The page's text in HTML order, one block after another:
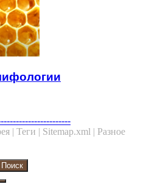
| Теги | Sitemap.xml | Разное